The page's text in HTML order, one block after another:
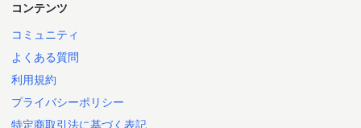
コンテンツ
コミュニティ
よくある質問
利用規約
プライバシーポリシー
特定商取引法に基づく表記